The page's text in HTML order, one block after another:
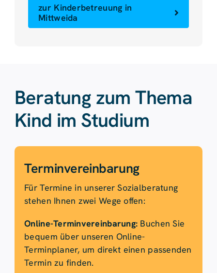
zur Kinderbetreuung in
Mittweida
Beratung zum Thema
Kind im Studium
Termin­verein­barung
Für Termine in unserer Sozialberatung
stehen Ihnen zwei Wege offen:
Online-Terminvereinbarung: Buchen Sie
bequem über unseren Online-
Terminplaner, um direkt einen passenden
Termin zu finden.